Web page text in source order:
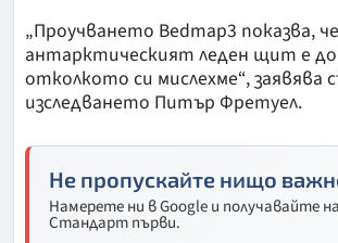
„Проучването Bedmap3 показва, че
антарктическият леден щит е
отколкото си мислехме“, заявява
изследването Питър Фретуел.
Не пропускайте нищо
Намерете ни в Google и получавайте
Стандарт първи.